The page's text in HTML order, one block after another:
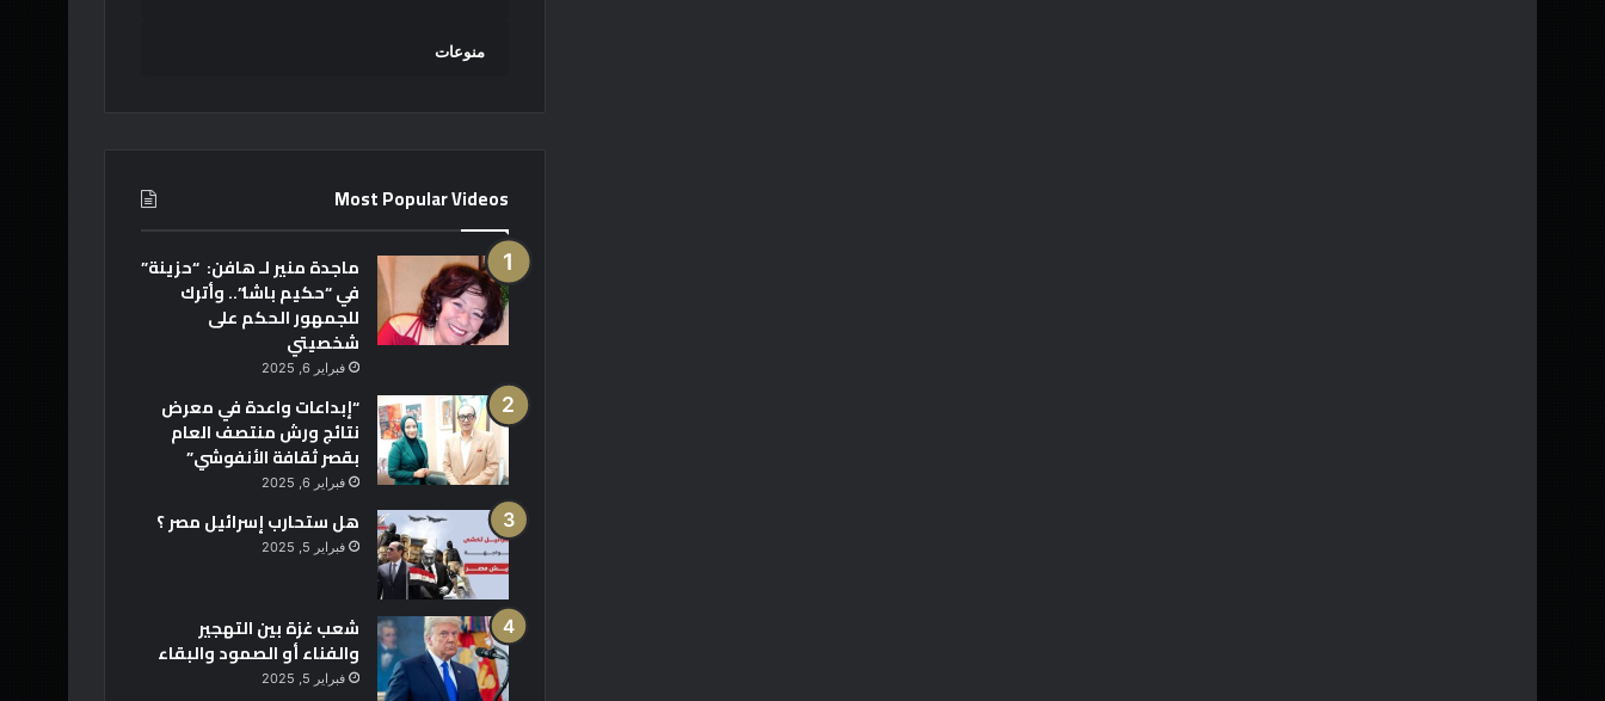
منوعات
Most Popular Videos
ماجدة منير لـ هافن: “حزينة”
في “حكيم باشا”.. وأترك
للجمهور الحكم على
شخصيتي
فبراير 6, 2025
“إبداعات واعدة في معرض
نتائج ورش منتصف العام
بقصر ثقافة الأنفوشي”
فبراير 6, 2025
هل ستحارب إسرائيل مصر ؟
فبراير 5, 2025
شعب غزة بين التهجير
والفناء أو الصمود والبقاء
فبراير 5, 2025